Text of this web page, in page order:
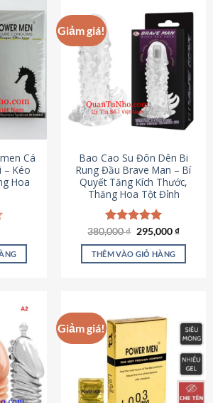
Cá
– Kéo
Hoa
Giảm giá!
Bao Cao Su Đôn Dên Bi
Rung Đầu Brave Man – Bí
Quyết Tăng Kích Thước,
Thăng Hoa Tột Đỉnh
Được xếp
hạng5.00
5 sao
380,000₫ Giá
là:
380,000 ₫.
295,000₫Giá
tại
THÊM VÀO GIỎ HÀNG
Giảm giá!